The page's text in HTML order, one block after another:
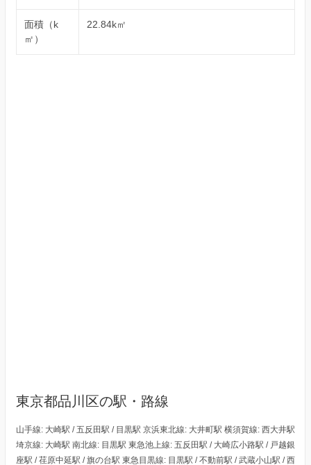
面積（k
㎡）
22.84k㎡
東京都品川区の駅・路線
山手線: 大崎駅 / 五反田駅 / 目黒駅 京浜東北線: 大井町駅 横須賀線: 西大井駅
埼京線: 大崎駅 南北線: 目黒駅 東急池上線: 五反田駅 / 大崎広小路駅 / 戸越銀
座駅 / 荏原中延駅 / 旗の台駅 東急目黒線: 目黒駅 / 不動前駅 / 武蔵小山駅 / 西